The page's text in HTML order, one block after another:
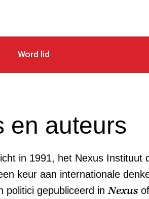
Word lid
en auteurs
in 1991, het Nexus Instituut
keur aan internationale
politici gepubliceerd in Nexus of